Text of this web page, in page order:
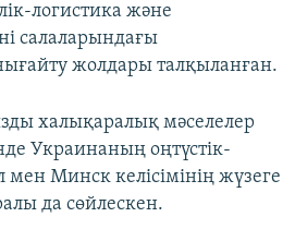
логистика және
салаларындағы
жолдары талқыланған.
халықаралық мәселелер
Украинаның оңтүстік-
Минск келісімінің жүзеге
да сөйлескен.​